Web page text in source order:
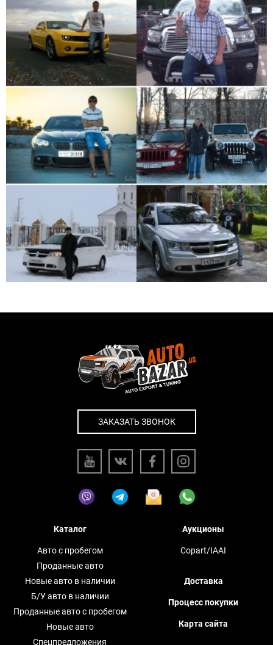
ЗАКАЗАТЬ ЗВОНОК
Каталог
Авто с пробегом
Проданные авто
Новые авто в наличии
Б/У авто в наличии
Проданные авто с пробегом
Новые авто
Спецпредложения
Аукционы
Copart/IAAI
Доставка
Процесс покупки
Карта сайта